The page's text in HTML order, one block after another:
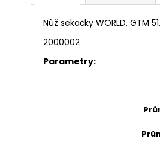
Nůž sekačky WORLD, GTM
2000002
Parametry: